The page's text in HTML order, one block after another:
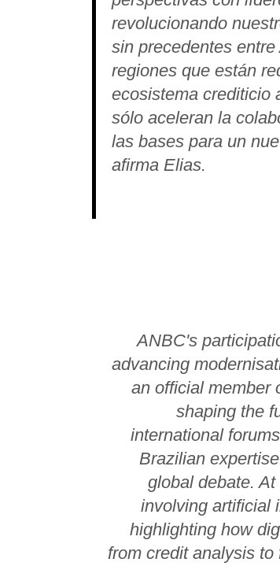
revolucionando
sin precedentes
regiones que están
ecosistema crediticio
sólo aceleran la
las bases para un
afirma Elias.
ANBC's
advancing
an official member
shaping the
international
Brazilian
global debate.
involving artificial
highlighting how
from credit analysis